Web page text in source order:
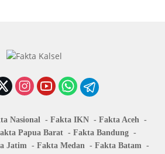
Nasional Fakta IKN
Fakta Aceh
Papua Barat
Fakta Bandung
Jatim Fakta Medan Fakta Batam